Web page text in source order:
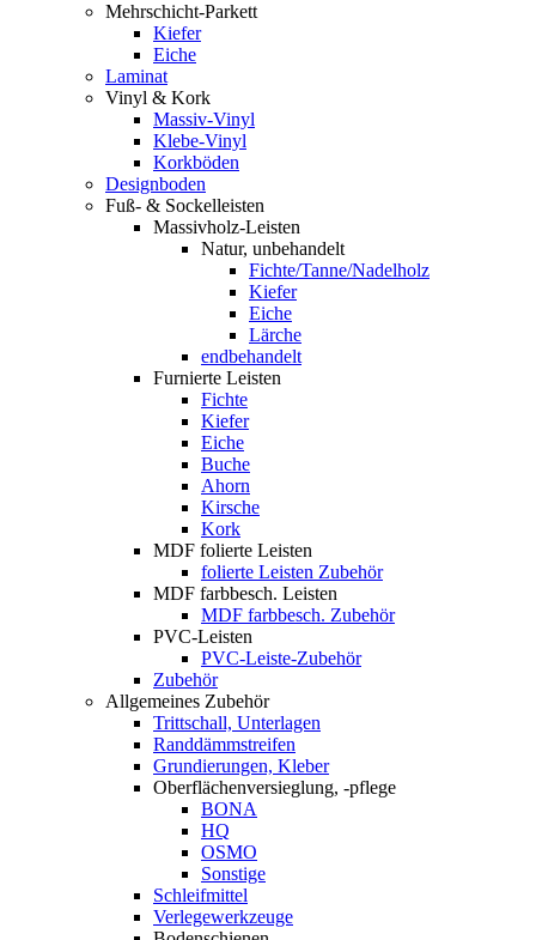
Mehrschicht-Parkett
Kiefer
Eiche
Laminat
Vinyl & Kork
Massiv-Vinyl
Klebe-Vinyl
Korkböden
Designboden
Fuß- & Sockelleisten
Massivholz-Leisten
Natur, unbehandelt
Fichte/Tanne/Nadelholz
Kiefer
Eiche
Lärche
endbehandelt
Furnierte Leisten
Fichte
Kiefer
Eiche
Buche
Ahorn
Kirsche
Kork
MDF folierte Leisten
folierte Leisten Zubehör
MDF farbbesch. Leisten
MDF farbbesch. Zubehör
PVC-Leisten
PVC-Leiste-Zubehör
Zubehör
Allgemeines Zubehör
Trittschall, Unterlagen
Randdämmstreifen
Grundierungen, Kleber
Oberflächenversieglung, -pflege
BONA
HQ
OSMO
Sonstige
Schleifmittel
Verlegewerkzeuge